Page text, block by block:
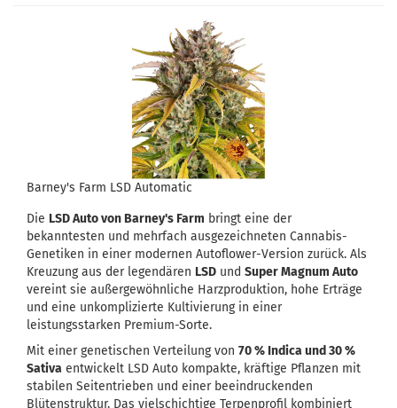
Barney's Farm LSD Automatic
Die LSD Auto von Barney's Farm bringt eine der
bekanntesten und mehrfach ausgezeichneten Cannabis-
Genetiken in einer modernen Autoflower-Version zurück. Als
Kreuzung aus der legendären LSD und Super Magnum Auto
vereint sie außergewöhnliche Harzproduktion, hohe Erträge
und eine unkomplizierte Kultivierung in einer
leistungsstarken Premium-Sorte.
Mit einer genetischen Verteilung von 70 % Indica und 30 %
Sativa entwickelt LSD Auto kompakte, kräftige Pflanzen mit
stabilen Seitentrieben und einer beeindruckenden
Blütenstruktur. Das vielschichtige Terpenprofil kombiniert